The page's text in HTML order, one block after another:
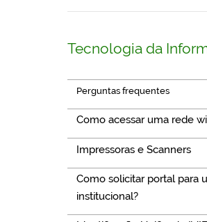
Tecnologia da
Perguntas frequentes
Como acessar uma rede
Impressoras e Scanners
Como solicitar portal para
institucional?